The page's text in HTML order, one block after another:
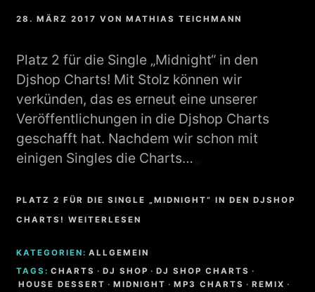
28. MÄRZ 2017 VONMATHIAS TEICHMANN
Platz 2 für die Single „Midnight“ in den
Djshop Charts! Mit Stolz können wir
verkünden, das es erneut eine unserer
Veröffentlichungen in die Djshop Charts
geschafft hat. Nachdem wir schon mit
einigen Singles die Charts…
PLATZ 2 FÜR DIE SINGLE „MIDNIGHT“ IN DEN DJSHOP
CHARTS! WEITERLESEN
KATEGORIEN: ALLGEMEIN
TAGS: CHARTS · DJ SHOP · DJ SHOP CHARTS ·
HOUSE DESSERT · MIDNIGHT · MP3 CHARTS · REMIX ·